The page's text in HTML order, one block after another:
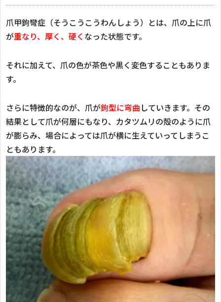
爪甲鉤彎症（そうこうこうわんしょう）とは、爪の上に爪
が重なり、厚く、硬く なった状態です。
それに加えて、爪の色が茶色や黒く変色することもありま
す。
さらに特徴的なのが、爪が鉤型に弯曲 していきます。その
結果として爪が何層にもなり、カタツムリの殻のように爪
が膨らみ、場合によっては爪が横に生えていってしまうこ
ともあります。